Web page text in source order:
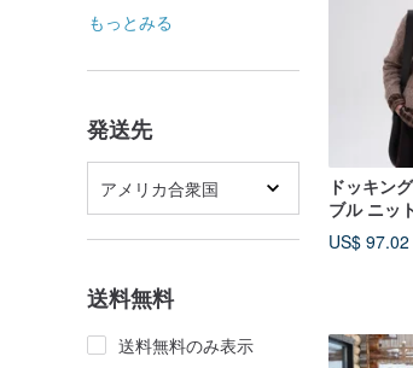
もっとみる
発送先
アメリカ合衆国
送料無料
送料無料のみ表示
ドッキン
ブル ニッ
ット | 冬物
US$ 97.02